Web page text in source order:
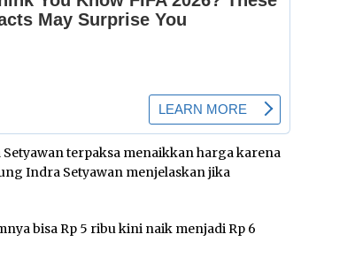
terpaksa menaikkan harga karena
Indra Setyawan menjelaskan jika
bisa Rp 5 ribu kini naik menjadi Rp 6